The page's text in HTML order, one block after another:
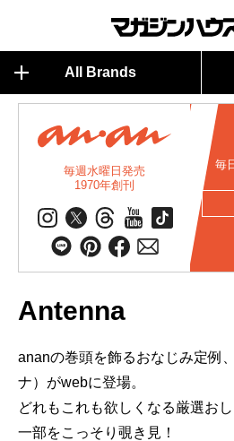
All Brands
毎週水曜日発売
1970年創刊
毎
Antenna
ananの巻頭を飾るおなじみ定例
ナ）がwebに登場。
どれもこれも欲しくなる厳選お
一部をこっそり覗き見！